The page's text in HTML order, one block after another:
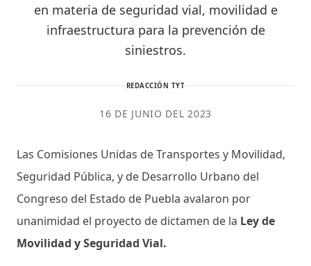
en materia de seguridad vial, movilidad e
infraestructura para la prevención de
siniestros.
REDACCIÓN TYT
16 DE JUNIO DEL 2023
Las Comisiones Unidas de Transportes y Movilidad,
Seguridad Pública, y de Desarrollo Urbano del
Congreso del Estado de Puebla avalaron por
unanimidad el proyecto de dictamen de la Ley de
Movilidad y Seguridad Vial.